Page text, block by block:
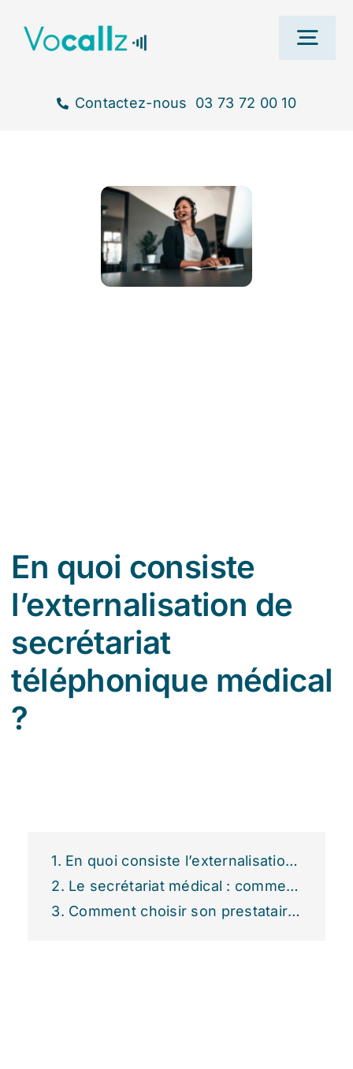
Contactez-nous 03 73 72 00 10
En quoi consiste
l’externalisation de
secrétariat
téléphonique médical
?
En quoi consiste l’externalisation de la permanence téléphonique ?
Le secrétariat médical : comment s’y prendre ?
Comment choisir son prestataire de permanence téléphonique ?